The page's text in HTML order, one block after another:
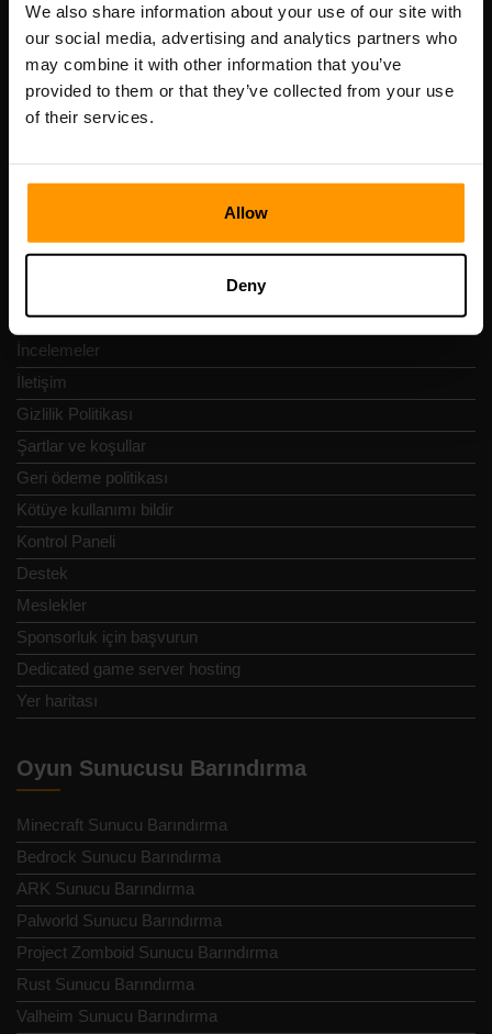
We also share information about your use of our site with
our social media, advertising and analytics partners who
may combine it with other information that you’ve
provided to them or that they’ve collected from your use
of their services.
Allow
Deny
Scalable Hosting Solutions OÜ
Tescil kodu: 14652605
KDV numarası: EE102133820
İncelemeler
İletişim
Gizlilik Politikası
Şartlar ve koşullar
Geri ödeme politikası
Kötüye kullanımı bildir
Kontrol Paneli
Destek
Meslekler
Sponsorluk için başvurun
Dedicated game server hosting
Yer haritası
Oyun Sunucusu Barındırma
Minecraft Sunucu Barındırma
Bedrock Sunucu Barındırma
ARK Sunucu Barındırma
Palworld Sunucu Barındırma
Project Zomboid Sunucu Barındırma
Rust Sunucu Barındırma
Valheim Sunucu Barındırma